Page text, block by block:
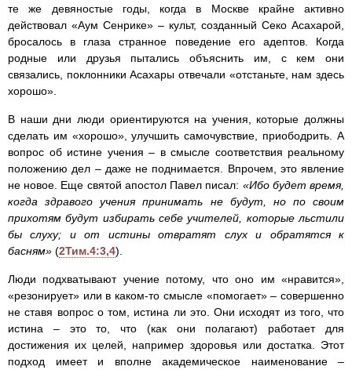
те же девяностые годы, когда в Москве крайне активно
действовал «Аум Сенрике» – культ, созданный Секо Асахарой,
бросалось в глаза странное поведение его адептов. Когда
родные или друзья пытались объяснить им, с кем они
связались, поклонники Асахары отвечали «отстаньте, нам здесь
хорошо».
В наши дни люди ориентируются на учения, которые должны
сделать им «хорошо», улучшить самочувствие, приободрить. А
вопрос об истине учения – в смысле соответствия реальному
положению дел – даже не поднимается. Впрочем, это явление
не новое. Еще святой апостол Павел писал: «Ибо будет время,
когда здравого учения принимать не будут, но по своим
прихотям будут избирать себе учителей, которые льстили
бы слуху; и от истины отвратят слух и обратятся к
басням» (2Тим.4:3,4).
Люди подхватывают учение потому, что оно им «нравится»,
«резонирует» или в каком-то смысле «помогает» – совершенно
не ставя вопрос о том, истина ли это. Они исходят из того, что
истина – это то, что (как они полагают) работает для
достижения их целей, например здоровья или достатка. Этот
подход имеет и вполне академическое наименование –